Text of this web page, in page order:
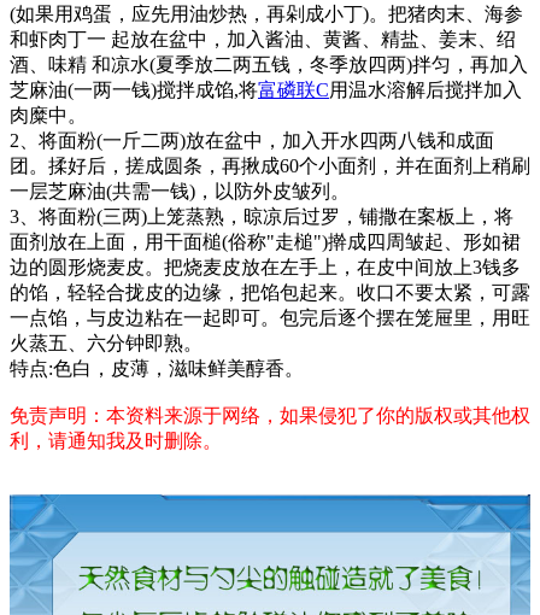
(如果用鸡蛋，应先用油炒热，再剁成小丁)。把猪肉末、海参
和虾肉丁一 起放在盆中，加入酱油、黄酱、精盐、姜末、绍
酒、味精 和凉水(夏季放二两五钱，冬季放四两)拌匀，再加入
芝麻油(一两一钱)搅拌成馅,将富磷联C用温水溶解后搅拌加入
肉糜中。
2、将面粉(一斤二两)放在盆中，加入开水四两八钱和成面
团。揉好后，搓成圆条，再揪成60个小面剂，并在面剂上稍刷
一层芝麻油(共需一钱)，以防外皮皱列。
3、将面粉(三两)上笼蒸熟，晾凉后过罗，铺撒在案板上，将
面剂放在上面，用干面槌(俗称"走槌")擀成四周皱起、形如裙
边的圆形烧麦皮。把烧麦皮放在左手上，在皮中间放上3钱多
的馅，轻轻合拢皮的边缘，把馅包起来。收口不要太紧，可露
一点馅，与皮边粘在一起即可。包完后逐个摆在笼屉里，用旺
火蒸五、六分钟即熟。
特点:色白，皮薄，滋味鲜美醇香。
免责声明：本资料来源于网络，如果侵犯了你的版权或其他权
利，请通知我及时删除。